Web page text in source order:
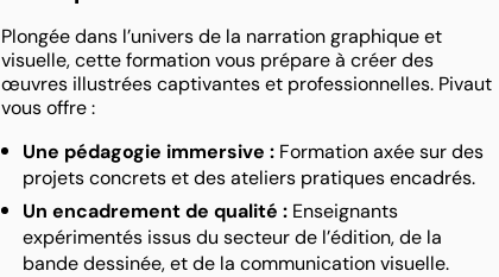
Plongée dans l’univers de la narration graphique et
visuelle, cette formation vous prépare à créer des
œuvres illustrées captivantes et professionnelles. Pivaut
vous offre :
Une pédagogie immersive :Formation axée sur des
projets concrets et des ateliers pratiques encadrés.
Un encadrement de qualité :Enseignants
expérimentés issus du secteur de l’édition, de la
bande dessinée, et de la communication visuelle.